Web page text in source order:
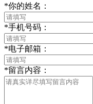
*你的姓名：
*手机号码：
*电子邮箱：
*留言内容：